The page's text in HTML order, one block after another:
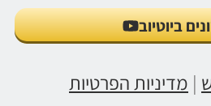
ביוטיוב
| מדיניות הפרטיות